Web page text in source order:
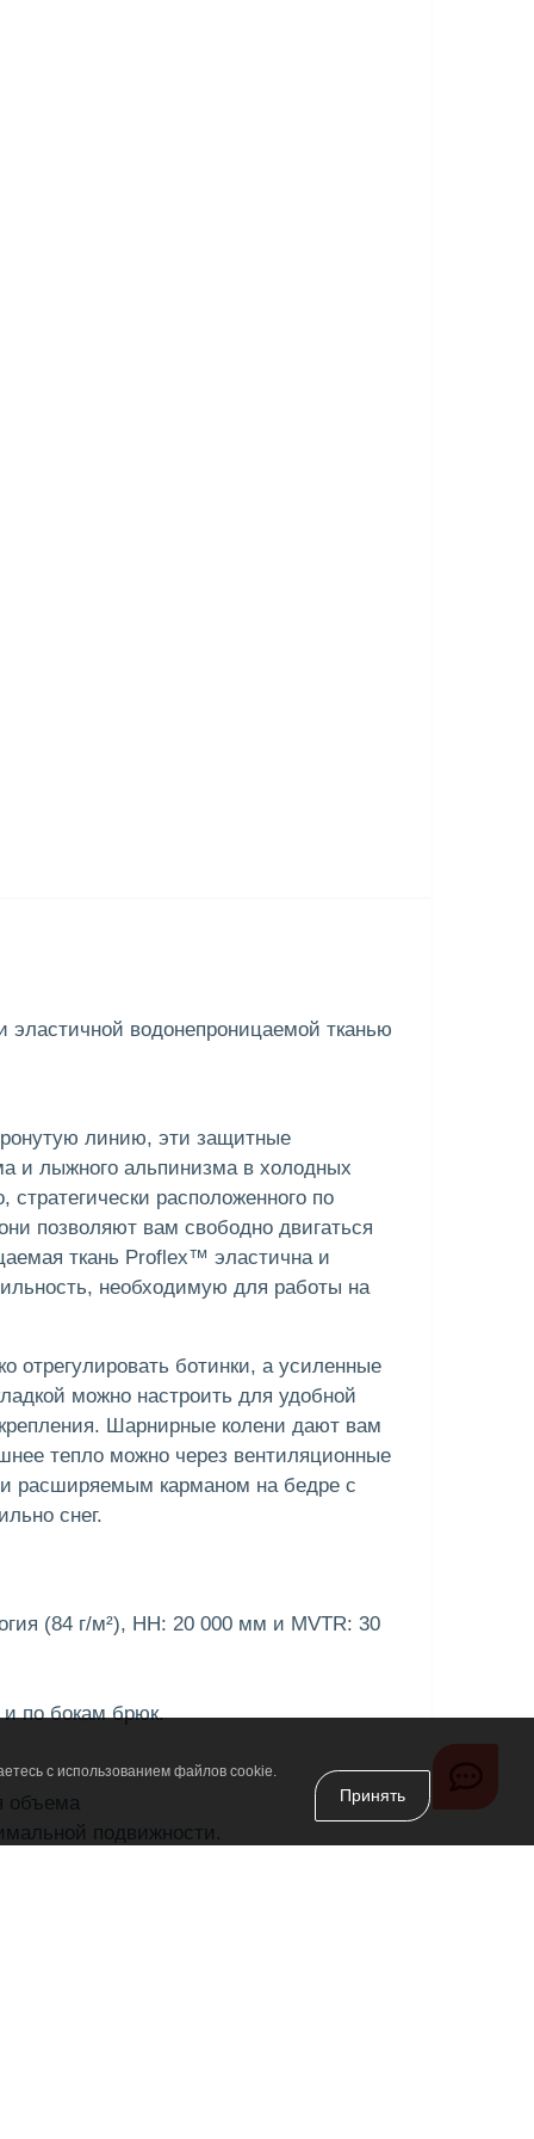
водонепроницаемой тканью
линию, эти защитные
и лыжного альпинизма в холодных
расположенного по
позволяют вам свободно двигаться
ткань Proflex™ эластична и
необходимую для работы на
отрегулировать ботинки, а усиленные
можно настроить для удобной
Шарнирные колени дают вам
тепло можно через вентиляционные
расширяемым карманом на бедре с
снег.
(84 г/м²), HH: 20 000 мм и MVTR: 30
и по бокам брюк.
объема
подвижности.
с использованием файлов cookie.
Принять